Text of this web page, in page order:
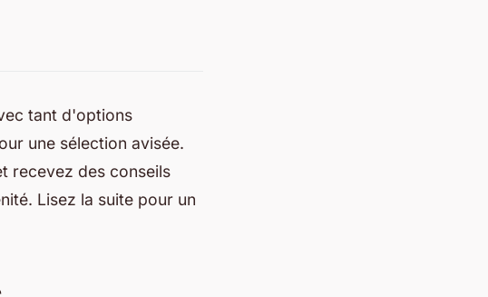
tant d'options
une sélection avisée.
recevez des conseils
Lisez la suite pour un